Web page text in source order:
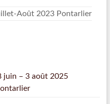
Août 2023 Pontarlier
juin – 3 août 2025